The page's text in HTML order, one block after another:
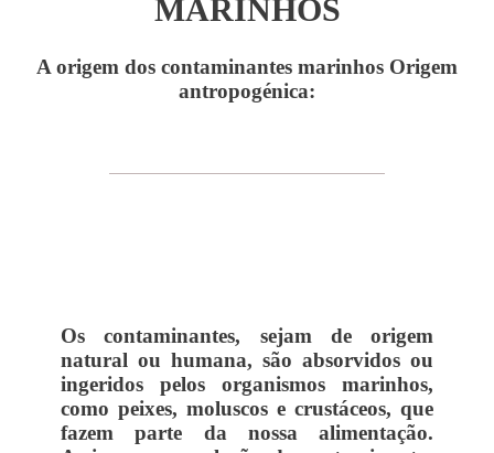
MARINHOS
A origem dos contaminantes marinhos Origem
antropogénica:
Os contaminantes, sejam de origem
natural ou humana, são absorvidos ou
ingeridos pelos organismos marinhos,
como peixes, moluscos e crustáceos, que
fazem parte da nossa alimentação.